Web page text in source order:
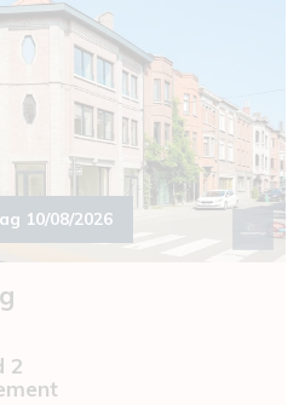
10/08/2026
2